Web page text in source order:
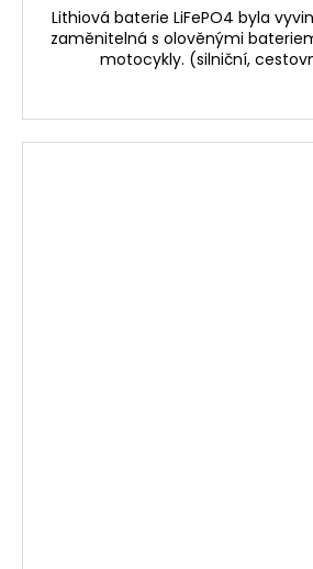
Lithiová baterie LiFePO4 byla
zaměnitelná s olověnými
motocykly. (silniční,